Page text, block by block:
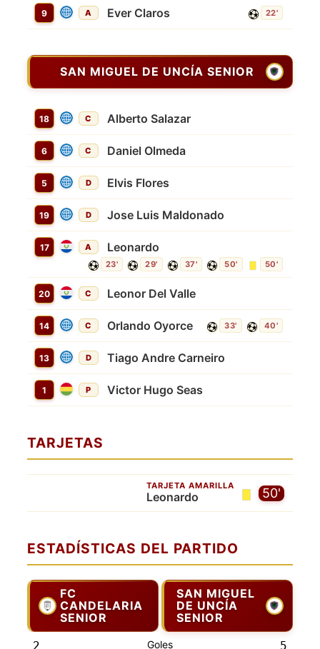
9 A Ever Claros 22'
SAN MIGUEL DE UNCÍA SENIOR
18 C Alberto Salazar
6 C Daniel Olmeda
5 D Elvis Flores
19 D Jose Luis Maldonado
17 A Leonardo
23' 29' 37' 50' 50'
20 C Leonor Del Valle
14 C Orlando Oyorce 33' 40'
13 D Tiago Andre Carneiro
1 P Victor Hugo Seas
TARJETAS
50'
TARJETA AMARILLA
Leonardo
ESTADÍSTICAS DEL PARTIDO
FC
CANDELARIA
SENIOR
SAN MIGUEL
DE UNCÍA
SENIOR
2 Goles 5